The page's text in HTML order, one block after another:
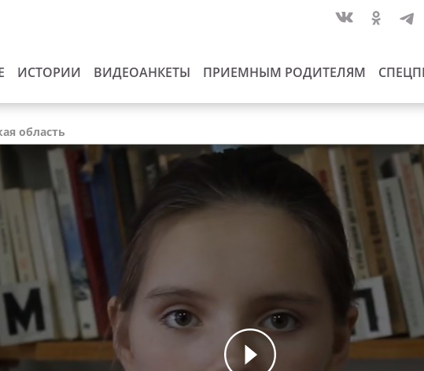
ИСТОРИИ ВИДЕОАНКЕТЫ ПРИЕМНЫМ РОДИТЕЛЯМ
область